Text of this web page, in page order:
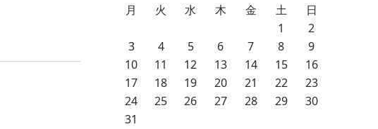
月
火 水 木 金 土 日
1
2
3
4 5 6 7 8
9
10
11 12 13 14 15
16
17
18 19 20 21 22
23
24
25 26 27 28 29
30
31